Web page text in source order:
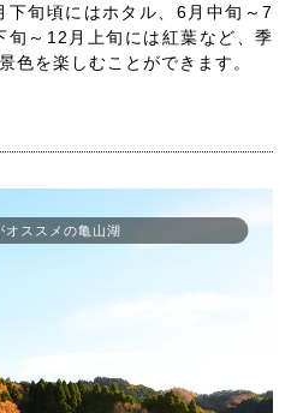
下旬頃にはホタル、6月中旬～7
旬～12月上旬には紅葉など、季
色を楽しむことができます。
オススメの亀山湖